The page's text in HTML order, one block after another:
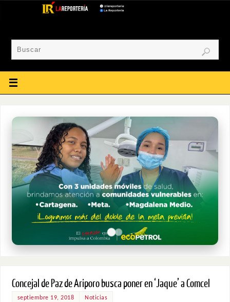
Concejal de Paz de Ariporo busca poner en ‘Jaque’ a Comcel
septiembre 19, 2018 Noticias